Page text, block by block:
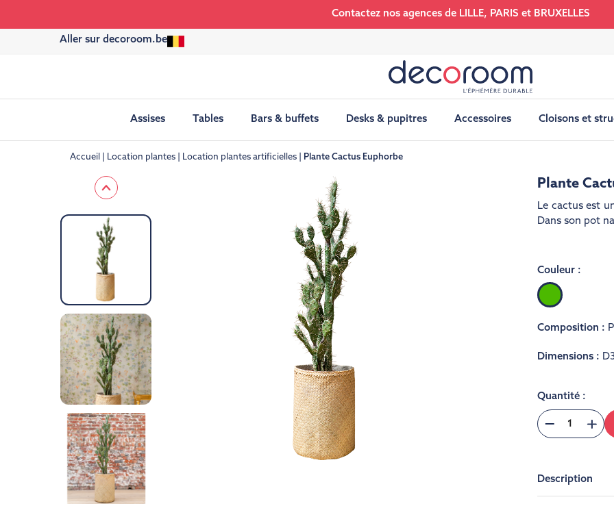
Contactez nos agences de LILLE, PARIS et BRUXELLES
Aller sur decoroom.be
Assises Tables Bars & buffets Desks & pupitres Accessoires Cloisons et
Accueil Location plantes Location plantes artificielles Plante Cactus Euphorbe
Plante
Le cactus est
Dans son pot
Couleur :
Vert
moyen
Composition :
Dimensions :
Quantité :
Description